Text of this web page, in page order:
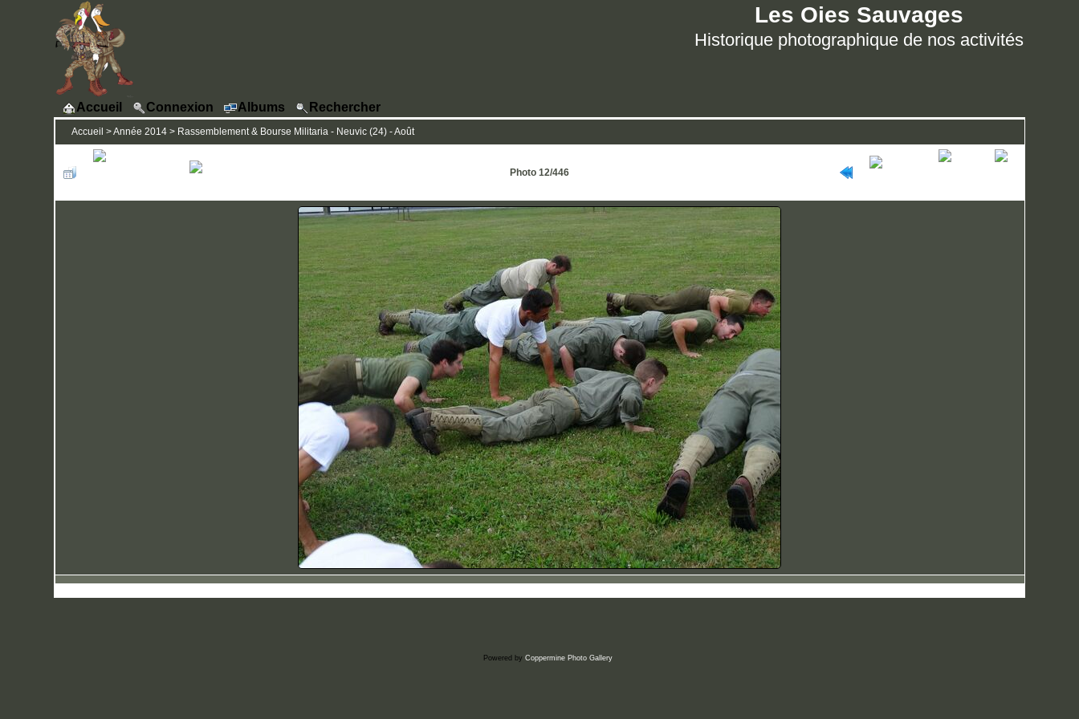
Les Oies Sauvages
Historique photographique de nos activités
Accueil Connexion Albums Rechercher
Accueil >Année 2014> Rassemblement & Bourse Militaria - Neuvic (24) - Août
Photo 12/446
Powered by Coppermine Photo Gallery